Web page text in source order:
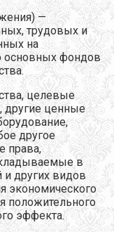
—
трудовых и
на
основных фондов
целевые
другие ценные
другое
права,
в
и других видов
экономического
положительного
эффекта.